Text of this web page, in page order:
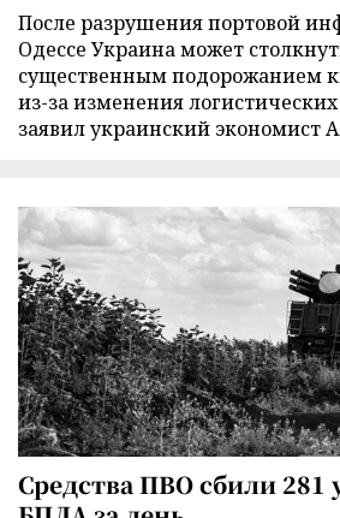
После разрушения портовой
Одессе Украина может
существенным подорожанием
из-за изменения
заявил украинский экономист
Средства ПВО сбили 281